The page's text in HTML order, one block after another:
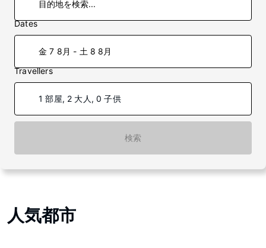
Dates
金 7 8月 - 土 8 8月
Travellers
1 部屋, 2 大人, 0 子供
検索
人気都市